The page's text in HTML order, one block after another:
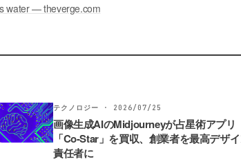
water — theverge.com
テクノロジー · 2026/07/25
画像生成AIのMidjourneyが占星術アプリ
「Co-Star」を買収、創業者を最高デザ
責任者に